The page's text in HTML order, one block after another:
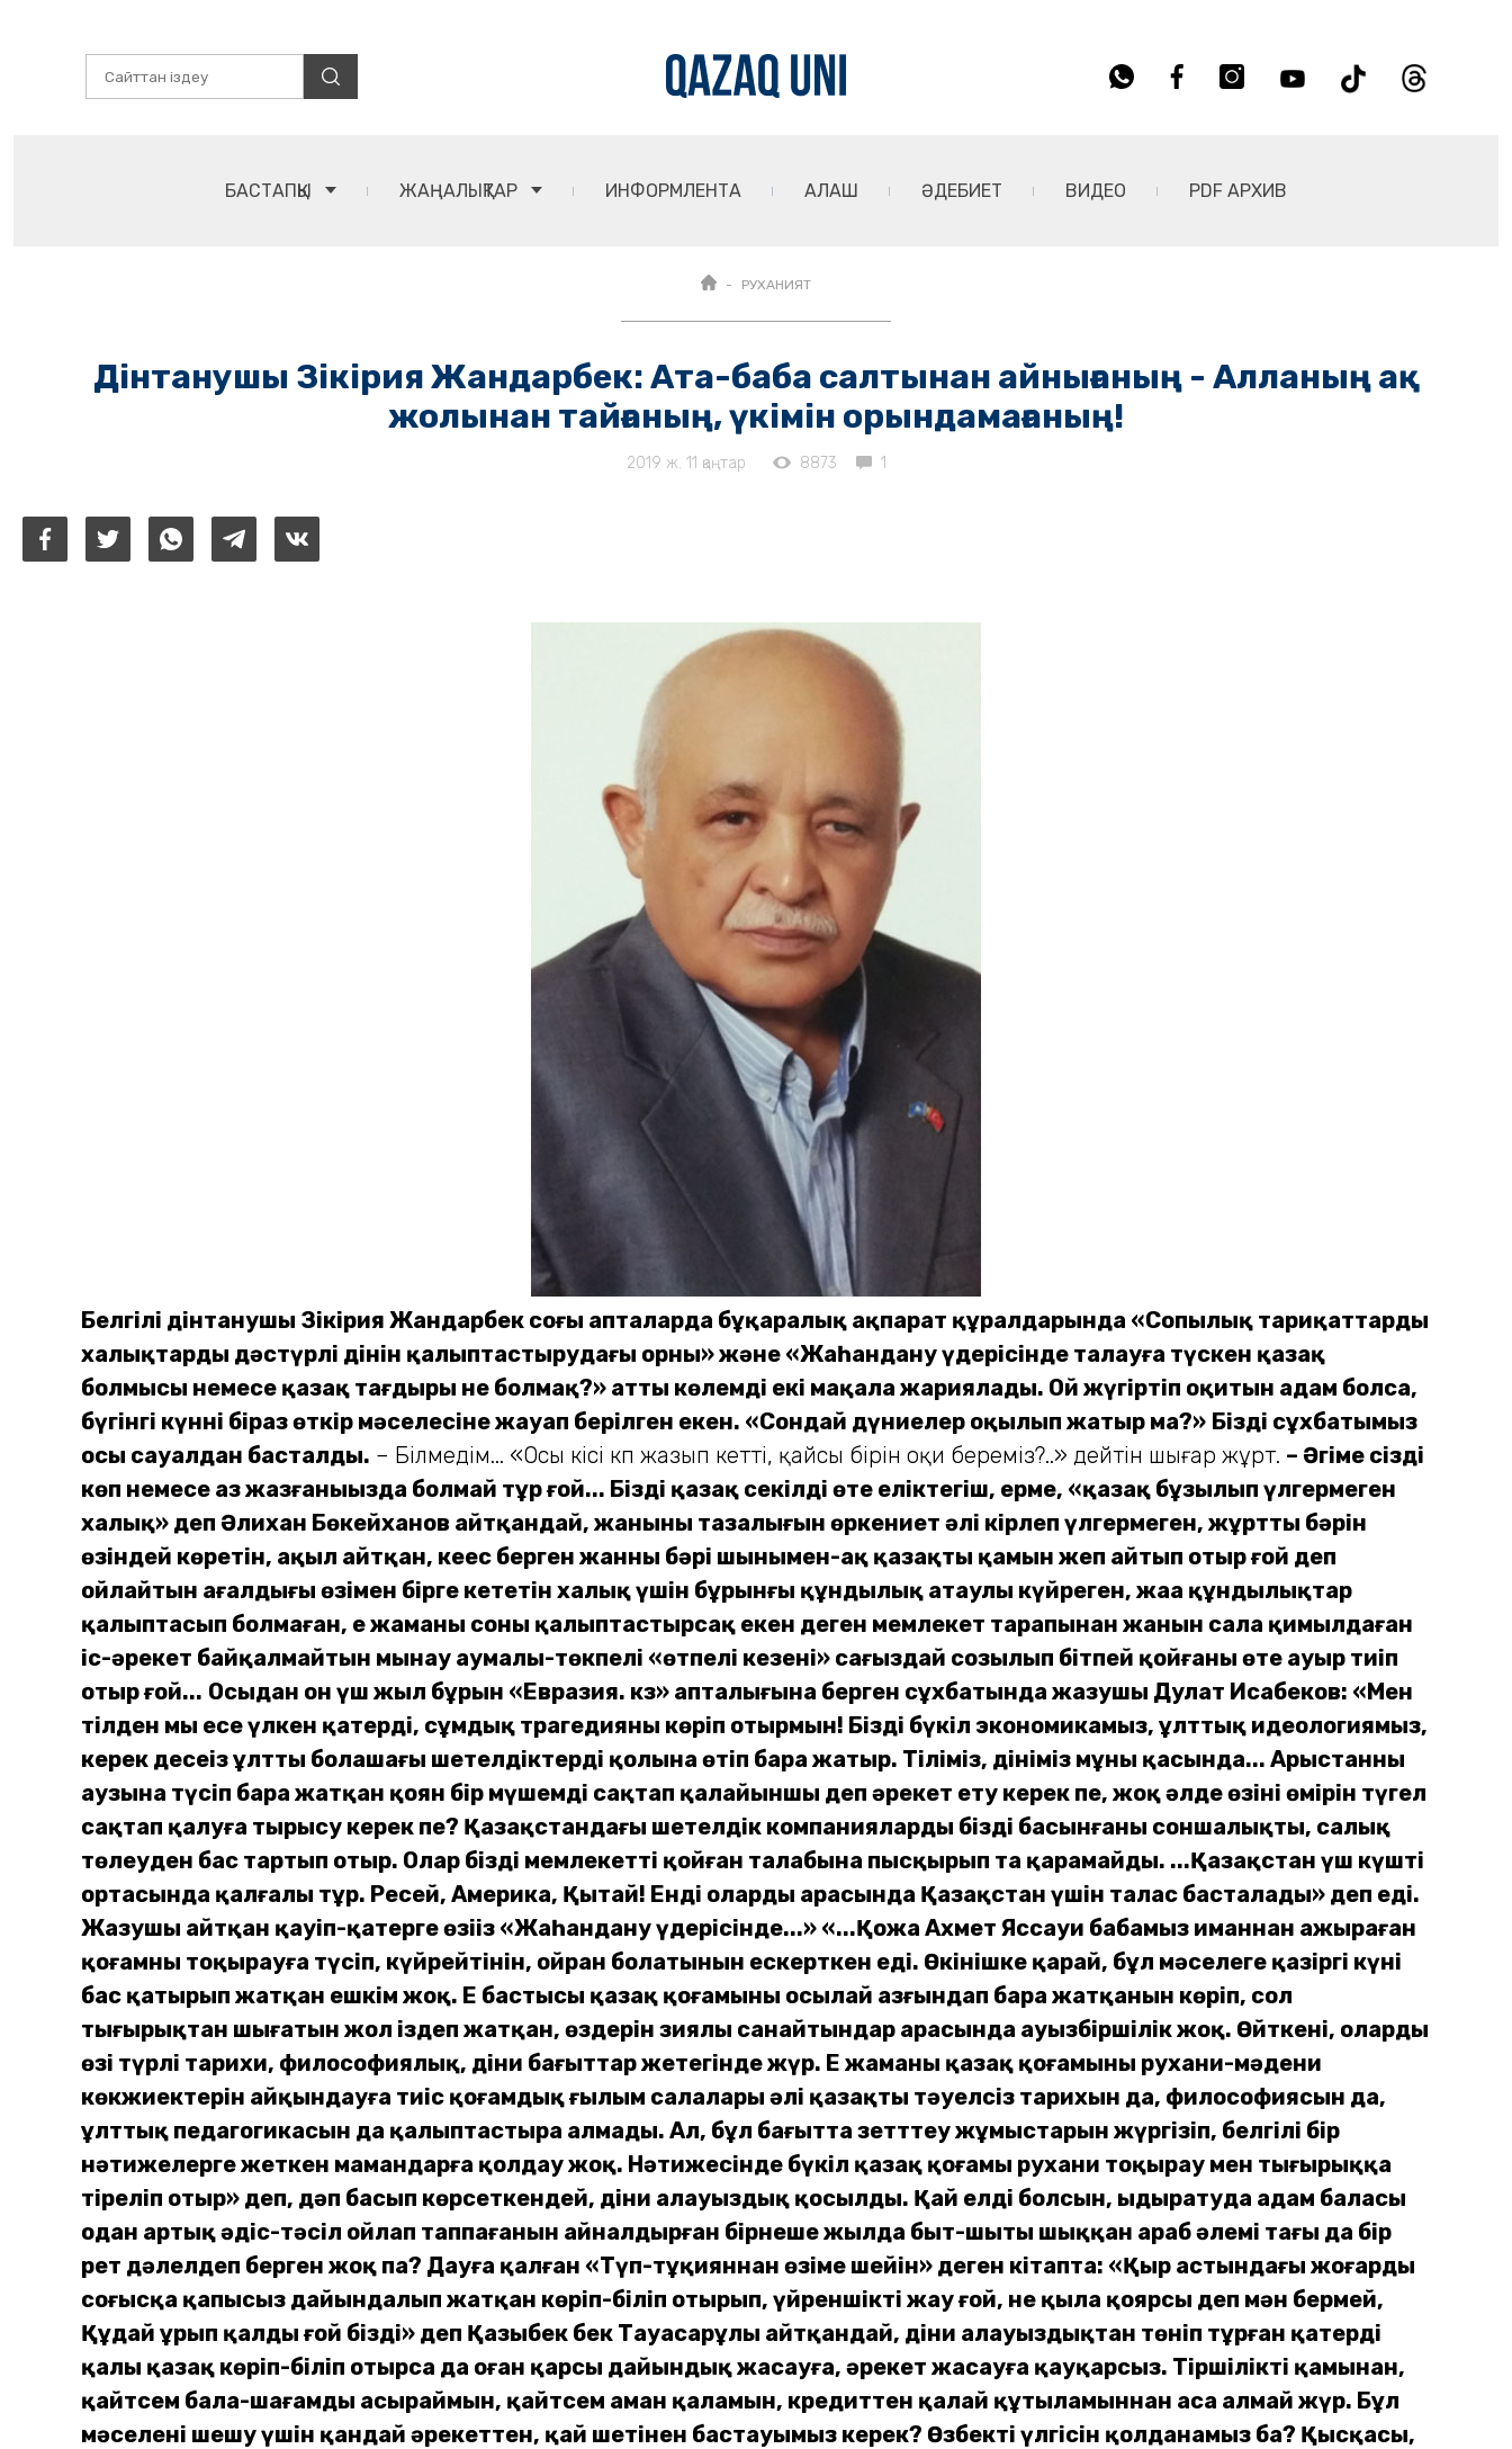
БАСТАПҚЫ ЖАҢАЛЫҚТАР ИНФОРМЛЕНТА АЛАШ ӘДЕБИЕТ ВИДЕО PDF АРХИВ
РУХАНИЯТ
Дінтанушы Зікірия Жандарбек: Ата-баба салтынан айнығаның - Алланың ақ
жолынан тайғаның, үкімін орындамағаның!
2019 ж. 11 қаңтар 8873 1
Белгілі дінтанушы Зікірия Жандарбек соңғы апталар­да бұқаралық ақпарат құрал­да­рында «Сопылық тариқат­тар­дың
халықтар­дың дәстүрлі дінін қалыптасты­ру­дағы орны» және «Жаһандану үдерісінде талауға түскен қазақ
болмысы немесе қазақ тағдыры не болмақ?» атты көлемді екі мақала жариялады. Ой жүгіртіп оқитын адам болса,
бүгінгі күннің біраз өткір мәселесіне жауап берілген екен. «Сондай дүниелер оқылып жатыр ма?» Біздің сұхбатымыз
осы сауалдан басталды. ­– Білмедім... «Осы кісі көп жазып кетті, қайсы бірін оқи береміз?..» дейтін шығар жұрт. ­ – Әңгіме сіздің
көп немесе аз жазғаныңызда болмай тұр ғой... Біздің қазақ секілді өте еліктегіш, ерме, «қазақ бұзылып үлгермеген
халық» деп Әлихан Бөкейханов айтқандай, жанының тазалығын өркениет әлі кірлеп үлгермеген, жұрттың бәрін
өзіндей көретін, ақыл айтқан, кеңес берген жанның бәрі шынымен-ақ қазақтың қамын жеп айтып отыр ғой деп
ойлайтын аңғалдығы өзімен бірге кететін халық үшін бұрынғы құндылық атаулы күйреген, жаңа құндылықтар
қалыптасып болмаған, ең жаманы соны қалыптастырсақ екен деген мемлекет тарапынан жанын сала қимылдаған
іс-әрекет байқалмайтын мынау аумалы-төкпелі «өтпелі кезеңнің» сағыздай созылып бітпей қойғаны өте ауыр тиіп
отыр ғой... Осыдан он үш жыл бұрын «Евразия. кз» апталығына берген сұхбатында жазушы Дулат Исабеков: «Мен
тілден мың есе үлкен қатерді, сұмдық трагедияны көріп отырмын! Біздің бүкіл экономикамыз, ұлттық идеологиямыз,
керек десеңіз ұлттың болашағы шетелдіктердің қолына өтіп бара жатыр. Тіліміз, дініміз мұның қасында... Арыстанның
аузына түсіп бара жатқан қоян бір мүшемді сақтап қалайыншы деп әрекет ету керек пе, жоқ әлде өзінің өмірін түгел
сақтап қалуға тырысу керек пе? Қазақстандағы шетелдік компаниялардың бізді басынғаны соншалықты, салық
төлеуден бас тартып отыр. Олар біздің мемлекеттің қойған талабына пысқырып та қарамайды. ...Қазақстан үш күштің
ортасында қалғалы тұр. Ресей, Америка, Қытай! Енді олардың арасында Қазақстан үшін талас басталады» деп еді.
Жазушы айтқан қауіп-қатерге өзіңіз «Жаһандану үдерісінде...» «...Қожа Ахмет Яссауи бабамыз иманнан ажыраған
қоғамның тоқырауға түсіп, күйрейтінін, ойран болатынын ескерткен еді. Өкінішке қарай, бұл мәселеге қазіргі күні
бас қатырып жатқан ешкім жоқ. Ең бастысы қазақ қоғамының осылай азғындап бара жатқанын көріп, сол
тығырықтан шығатын жол іздеп жатқан, өздерін зиялы санайтындар арасында ауызбіршілік жоқ. Өйткені, олардың
өзі түрлі тарихи, философиялық, діни бағыттар жетегінде жүр. Ең жаманы қазақ қоғамының рухани-мәдени
көкжиектерін айқындауға тиіс қоғамдық ғылым салалары әлі қазақтың тәуелсіз тарихын да, философиясын да,
ұлттық педагогикасын да қалыптастыра алмады. Ал, бұл бағытта зетттеу жұмыстарын жүргізіп, белгілі бір
нәтижелерге жеткен мамандарға қолдау жоқ. Нәтижесінде бүкіл қазақ қоғамы рухани тоқырау мен тығырыққа
тіреліп отыр» деп, дәп басып көрсеткендей, діни алауыздық қосылды. Қай елді болсын, ыдыратуда адам баласы
одан артық әдіс-тәсіл ойлап таппағанын айналдырған бірнеше жылда быт-шыты шыққан араб әлемі тағы да бір
рет дәлелдеп берген жоқ па? Дауға қалған «Түп-тұқияннан өзіме шейін» деген кітапта: «Қыр астындағы жоңғардың
соғысқа қапысыз дайындалып жатқан көріп-біліп отырып, үйреншікті жау ғой, не қыла қоярсың деп мән бермей,
Құдай ұрып қалды ғой бізді» деп Қазыбек бек Тауасарұлы айтқандай, діни алауыздықтан төніп тұрған қатерді
қалың қазақ көріп-біліп отырса да оған қарсы дайындық жасауға, әрекет жасауға қауқарсыз. Тіршіліктің қамынан,
қайтсем бала-шағамды асыраймын, қайтсем аман қаламын, кредиттен қалай құтыламыннан аса алмай жүр. Бұл
мәселені шешу үшін қандай әрекеттен, қай шетінен бас­тауымыз керек? Өзбектің үлгісін қолданамыз ба? Қысқасы,